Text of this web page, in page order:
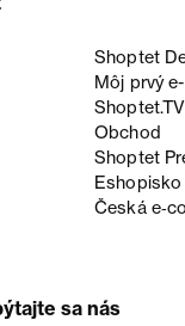
Shoptet
Môj prvý
Shoptet.TV
Obchod
Shoptet
Eshopisko
Česká
sa nás